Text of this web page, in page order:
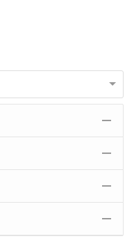
—
—
—
—